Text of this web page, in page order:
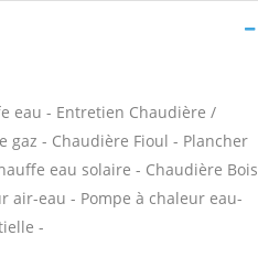
eau - Entretien Chaudière /
gaz - Chaudière Fioul - Plancher
eau solaire - Chaudière Bois
air-eau - Pompe à chaleur eau-
-